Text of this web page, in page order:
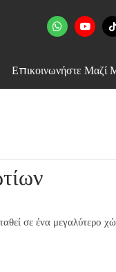
Επικοινωνήστε Μαζί
σε ένα μεγαλύτερο